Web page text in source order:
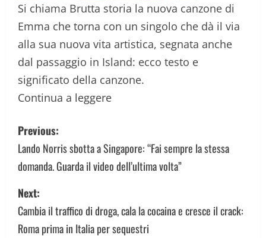
Si chiama Brutta storia la nuova canzone di
Emma che torna con un singolo che dà il via
alla sua nuova vita artistica, segnata anche
dal passaggio in Island: ecco testo e
significato della canzone.
Continua a leggere
P
o
s
t
n
Previous:
Lando Norris sbotta a Singapore: “Fai sempre la stessa
domanda. Guarda il video dell’ultima volta”
Next:
Cambia il traffico di droga, cala la cocaina e cresce il crack:
Roma prima in Italia per sequestri